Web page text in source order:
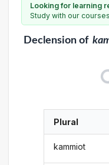
Looking for learning
Study with our
Declensionof
Plural
kammiot